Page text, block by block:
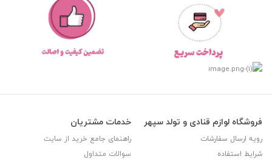
فروشگاه لوازم قنادی و تولد سپهر
رویه ارسال سفارشات
شرایط استفاده
خدمات مشتریان
راهنمای جامع خرید از سایت
سوالات متداول